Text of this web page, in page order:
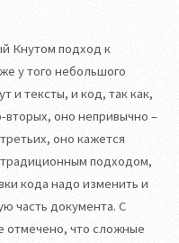
Кнутом подход к
у того небольшого
и тексты, и код, так как,
вторых, оно непривычно –
оно кажется
подходом,
кода надо изменить и
часть документа. С
отмечено, что сложные